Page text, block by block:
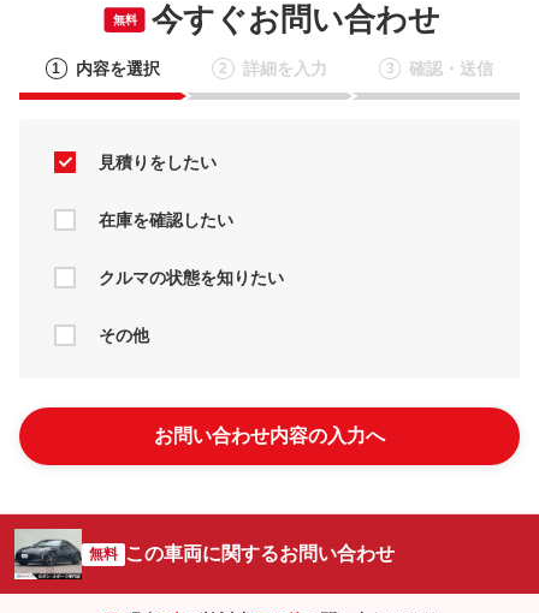
無料 今すぐお問い合わせ
1 内容を選択 2 詳細を入力 3 確認・送信
見積りをしたい
在庫を確認したい
クルマの状態を知りたい
その他
お問い合わせ内容の入力へ
無料 この車両に関するお問い合わせ